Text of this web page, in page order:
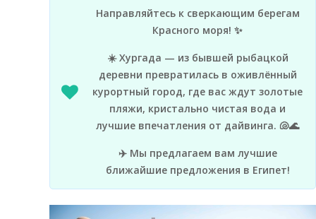
Направляйтесь к сверкающим берегам
Красного моря! ✨
☀️ Хургада — из бывшей рыбацкой
деревни превратилась в оживлённый
курортный город, где вас ждут золотые
пляжи, кристально чистая вода и
лучшие впечатления от дайвинга. 🐚🌊
✈️ Мы предлагаем вам лучшие
ближайшие предложения в Египет!